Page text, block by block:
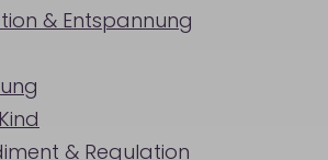
& Entspannung
& Regulation